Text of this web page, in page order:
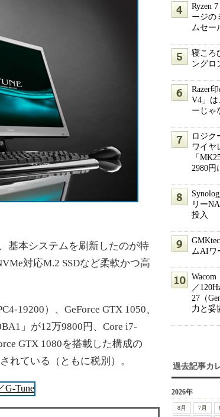
基本システムを刷新したのが特
対応M.2 SSDなど柔軟かつ高
19200）、GeForce GTX 1050、
」が12万9800円、Core i7-
GTX 1080を搭載した構成の
れている（ともに税別）。
Ryzen
ージの
ムセー
寝ころ
ングロ
Razer
V4」
ーじゃ
ロジク
ワイヤ
「
2980円
リー
投入
ムAIワ
／
27（
力と妥
過去記事カ
2026年
8月 7月